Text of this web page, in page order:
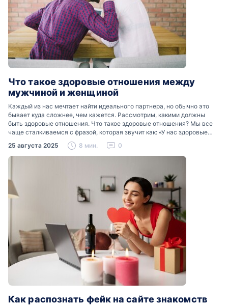
Что такое здоровые отношения между
мужчиной и женщиной
Каждый из нас мечтает найти идеального партнера, но обычно это
бывает куда сложнее, чем кажется. Рассмотрим, какими должны
быть здоровые отношения. Что такое здоровые отношения? Мы все
чаще сталкиваемся с фразой, которая звучит как: «У нас здоровые
отношения». Что именно подразумевается…
25 августа 2025 8 мин. 0
Как распознать фейк на сайте знакомств